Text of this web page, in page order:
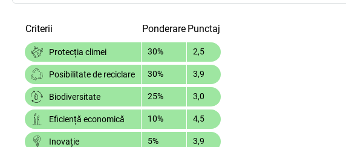
Criterii Ponderare Punctaj
Protecția climei 30% 2,5
Posibilitate de reciclare 30% 3,9
Biodiversitate 25% 3,0
Eficiență economică 10% 4,5
Inovație 5% 3,9